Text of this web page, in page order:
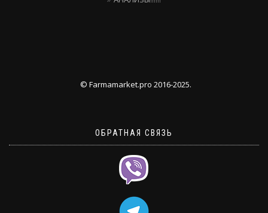
© Farmamarket.pro 2016-2025.
ОБРАТНАЯ СВЯЗЬ